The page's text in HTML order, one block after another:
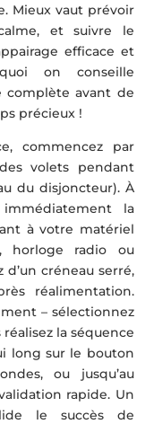
Mieux vaut prévoir
et suivre le
efficace et
on conseille
complète avant de
précieux !
commencez par
volets pendant
du disjoncteur). À
la
à votre matériel
horloge radio ou
créneau serré,
réalimentation.
– sélectionnez
réalisez la séquence
long sur le bouton
ou jusqu’au
rapide. Un
le succès de